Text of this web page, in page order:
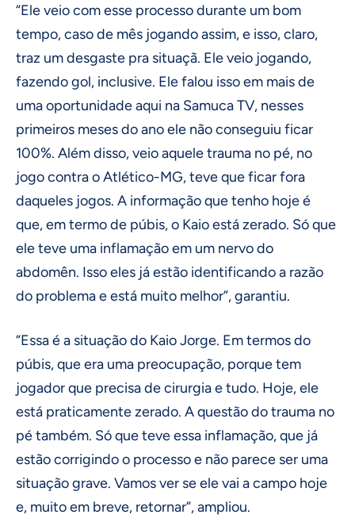
“Ele veio com esse processo durante um bom
tempo, caso de mês jogando assim, e isso, claro,
traz um desgaste pra situaçã. Ele veio jogando,
fazendo gol, inclusive. Ele falou isso em mais de
uma oportunidade aqui na Samuca TV, nesses
primeiros meses do ano ele não conseguiu ficar
100%. Além disso, veio aquele trauma no pé, no
jogo contra o Atlético-MG, teve que ficar fora
daqueles jogos. A informação que tenho hoje é
que, em termo de púbis, o Kaio está zerado. Só que
ele teve uma inflamação em um nervo do
abdomên. Isso eles já estão identificando a razão
do problema e está muito melhor”, garantiu.
“Essa é a situação do Kaio Jorge. Em termos do
púbis, que era uma preocupação, porque tem
jogador que precisa de cirurgia e tudo. Hoje, ele
está praticamente zerado. A questão do trauma no
pé também. Só que teve essa inflamação, que já
estão corrigindo o processo e não parece ser uma
situação grave. Vamos ver se ele vai a campo hoje
e, muito em breve, retornar”, ampliou.